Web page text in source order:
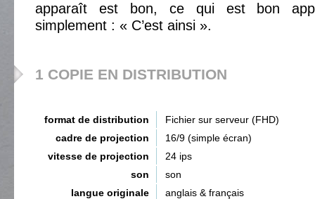
apparaît est bon, ce qui est bon
simplement : « C’est ainsi ».
1 COPIE EN DISTRIBUTION
format de distribution
Fichier sur serveur (FHD)
cadre de projection
16/9 (simple écran)
vitesse de projection
24 ips
son
son
langue originale
anglais & français